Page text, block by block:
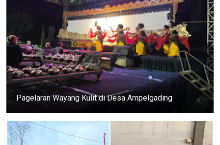
Pagelaran Wayang Kulit di Desa Ampelgading